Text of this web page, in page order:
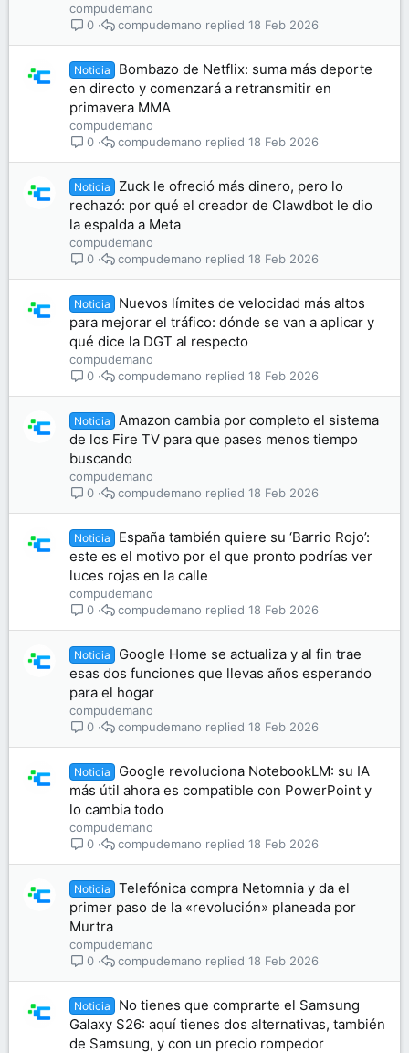
compudemano
0
18 Feb 2026
compudemano
Noticia
Bombazo de Netflix: suma más deporte
en directo y comenzará a retransmitir en
primavera MMA
compudemano
0
18 Feb 2026
compudemano
Noticia
Zuck le ofreció más dinero, pero lo
rechazó: por qué el creador de Clawdbot le dio
la espalda a Meta
compudemano
0
18 Feb 2026
compudemano
Noticia
Nuevos límites de velocidad más altos
para mejorar el tráfico: dónde se van a aplicar y
qué dice la DGT al respecto
compudemano
0
18 Feb 2026
compudemano
Noticia
Amazon cambia por completo el sistema
de los Fire TV para que pases menos tiempo
buscando
compudemano
0
18 Feb 2026
compudemano
Noticia
España también quiere su ‘Barrio Rojo’:
este es el motivo por el que pronto podrías ver
luces rojas en la calle
compudemano
0
18 Feb 2026
compudemano
Noticia
Google Home se actualiza y al fin trae
esas dos funciones que llevas años esperando
para el hogar
compudemano
0
18 Feb 2026
compudemano
Noticia
Google revoluciona NotebookLM: su IA
más útil ahora es compatible con PowerPoint y
lo cambia todo
compudemano
0
18 Feb 2026
compudemano
Noticia
Telefónica compra Netomnia y da el
primer paso de la «revolución» planeada por
Murtra
compudemano
0
18 Feb 2026
compudemano
Noticia
No tienes que comprarte el Samsung
Galaxy S26: aquí tienes dos alternativas, también
de Samsung, y con un precio rompedor